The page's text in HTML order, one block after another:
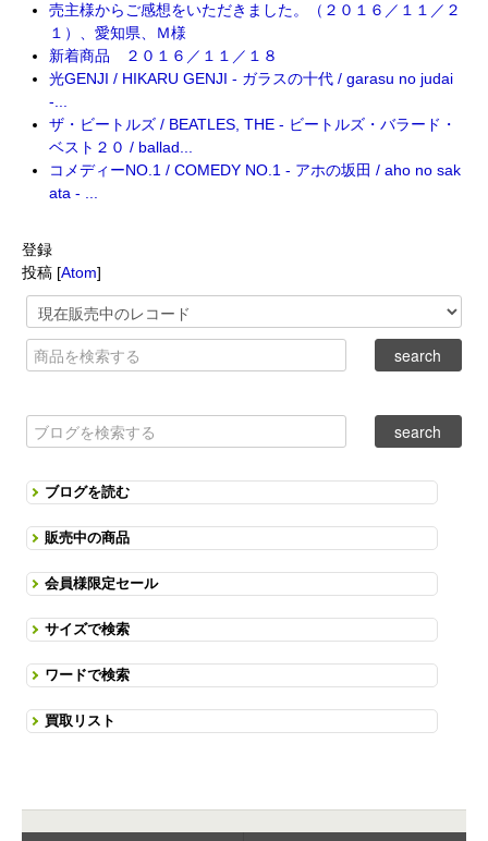
売主様からご感想をいただきました。（２０１６／１１／２
１）、愛知県、Ｍ様
新着商品 ２０１６／１１／１８
光GENJI / HIKARU GENJI - ガラスの十代 / garasu no judai
-...
ザ・ビートルズ / BEATLES, THE - ビートルズ・バラード・
ベスト２０ / ballad...
コメディーNO.1 / COMEDY NO.1 - アホの坂田 / aho no sak
ata - ...
登録
投稿 [Atom]
ブログを読む
販売中の商品
会員様限定セール
サイズで検索
ワードで検索
買取リスト